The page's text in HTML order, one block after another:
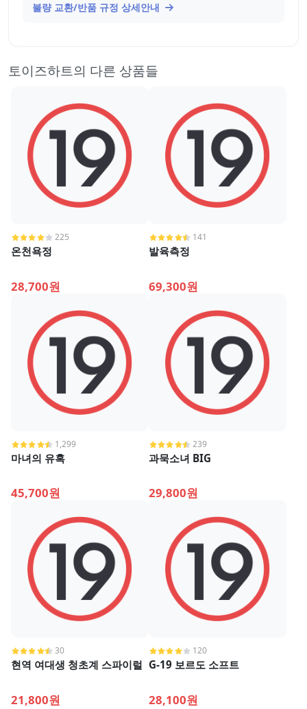
불량 교환/반품 규정 상세안내
토이즈하트의 다른 상품들
225
온천욕정
28,700원
141
발육측정
69,300원
1,299
마녀의 유혹
45,700원
239
과묵소녀 BIG
29,800원
30
현역 여대생 청초계 스파이럴
21,800원
120
G-19 보르도 소프트
28,100원